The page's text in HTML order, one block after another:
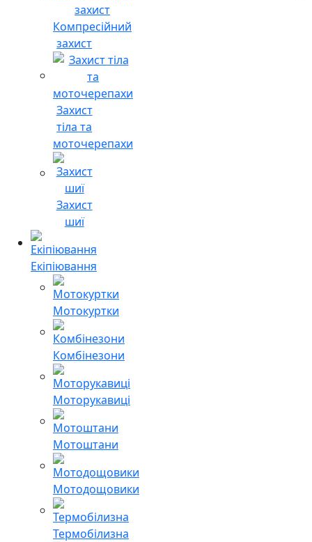
Компресійний
захист
Захист
тіла та
моточерепахи
Захист
шиї
Екіпіювання
Мотокуртки
Комбінезони
Моторукавиці
Мотоштани
Мотодощовики
Термобілизна